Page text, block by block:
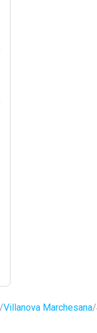
Villanova Marchesana